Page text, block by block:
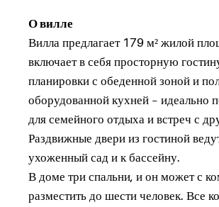
О вилле
Вилла предлагает 179 м² жилой
включает в себя просторную
планировки с обеденной зоной и
оборудованной кухней – идеально
для семейного отдыха и встреч с
Раздвижные двери из гостиной
ухоженный сад и к бассейну.
В доме три спальни, и он может с
разместить до шести человек. Все